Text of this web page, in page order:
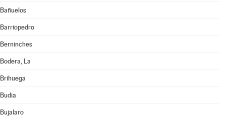
Bañuelos
Barriopedro
Berninches
Bodera, La
Brihuega
Budia
Bujalaro